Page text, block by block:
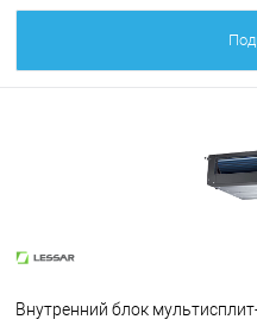
Внутренний блок